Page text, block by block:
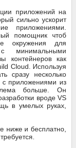
приложений на
сильно ускорит
приложениями.
помощник чтоб
окружения для
минимальными
контейнеров как
Cloud. Используя
сразу несколько
с приложениями из
больше. Он
вроде VS
в умелых руках,
ниже и бесплатно,